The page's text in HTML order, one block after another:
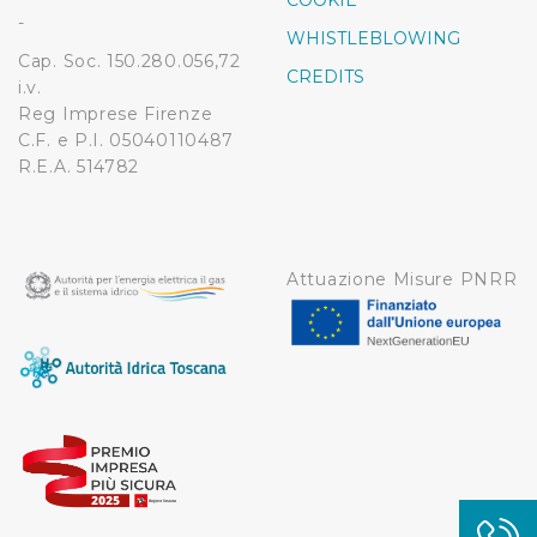
fruibile il sito web abilitandone funzionalità di base quali
la navigazione sulle pagine e l'accesso alle aree
traffico sul nostro sito web, per personalizzare
contenuti ed annunci e per fornire funzionalità dei social
media, condividendo informazioni sul modo in cui
l’Utente utilizza il nostro sito con i nostri partner. Tali
soggetti, che si occupano di analisi dei dati web,
informazioni ricevute con altre informazioni che l’Utente
ha fornito loro o che hanno raccolto dal suo utilizzo dei
loro servizi.
-
Cap. Soc. 150.280.056,72
i.v.
Reg Imprese Firenze
C.F. e P.I. 05040110487
R.E.A. 514782
WHISTLEBLOWING
CREDITS
Attuazione Misure PNRR